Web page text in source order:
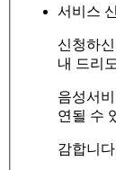
서비스
신청하
내 드리
음성서
연될 수
감합니